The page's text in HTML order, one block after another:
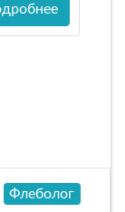
Флеболог